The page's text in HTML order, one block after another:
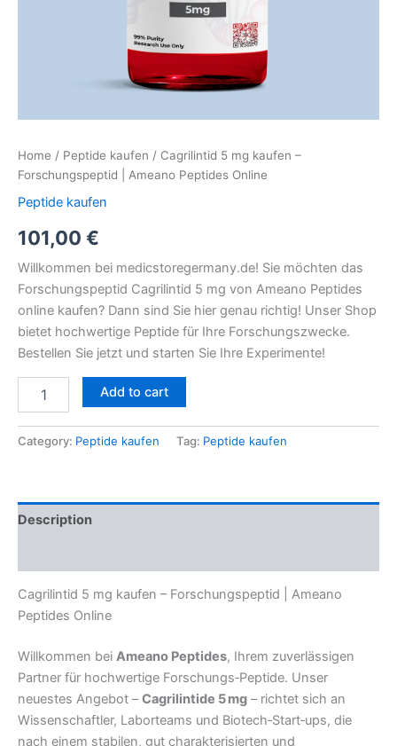
Home / Peptide kaufen / Cagrilintid 5 mg kaufen –
Forschungspeptid | Ameano Peptides Online
Peptide kaufen
101,00 €
Willkommen bei medicstoregermany.de! Sie möchten das
Forschungspeptid Cagrilintid 5 mg von Ameano Peptides
online kaufen? Dann sind Sie hier genau richtig! Unser Shop
bietet hochwertige Peptide für Ihre Forschungszwecke.
Bestellen Sie jetzt und starten Sie Ihre Experimente!
Add to cart
Category: Peptide kaufen Tag: Peptide kaufen
Description
Cagrilintid 5 mg kaufen – Forschungspeptid | Ameano
Peptides Online
Willkommen bei Ameano Peptides, Ihrem zuverlässigen
Partner für hochwertige Forschungs‑Peptide. Unser
neuestes Angebot –Cagrilintide 5 mg – richtet sich an
Wissenschaftler, Laborteams und Biotech‑Start‑ups, die
nach einem stabilen, gut charakterisierten und